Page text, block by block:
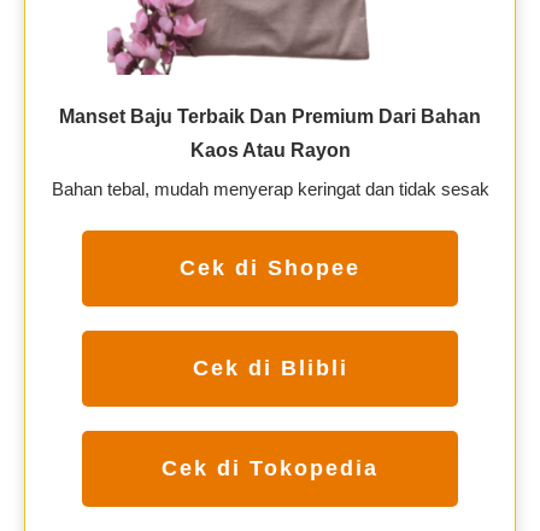
Manset Baju Terbaik Dan Premium Dari Bahan
Kaos Atau Rayon
Bahan tebal, mudah menyerap keringat dan tidak sesak
Cek di Shopee
Cek di Blibli
Cek di Tokopedia